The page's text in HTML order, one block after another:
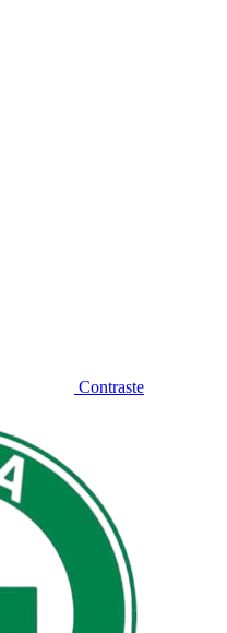
Contraste